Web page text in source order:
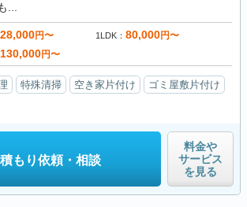
28,000円〜 1LDK 80,000円〜
130,000円〜
特殊清掃 空き家片付け
ゴミ屋敷片付け
もり依頼・相談
料金や
サービス
を見る